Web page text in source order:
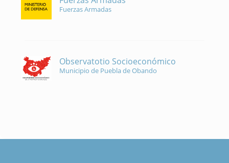
Fuerzas Armadas
Observatotio Socioeconómico
Municipio de Puebla de Obando